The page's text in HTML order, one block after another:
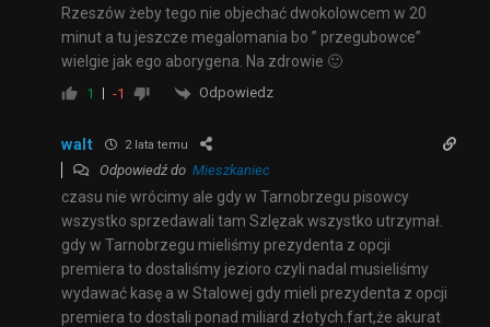
Rzeszów żeby tego nie objechać dwokolowcem w 20
minut a tu jeszcze megalomania bo ” przegubowce”
wielgie jak ego aborygena. Na zdrowie 🙂
1 -1 Odpowiedz
walt 2 lata temu
Odpowiedź do Mieszkaniec
czasu nie wrócimy ale gdy w Tarnobrzegu pisowcy
wszystko sprzedawali tam Szlęzak wszystko utrzymał.
gdy w Tarnobrzegu mieliśmy prezydenta z opcji
premiera to dostaliśmy jezioro czyli nadal musieliśmy
wydawać kasę a w Stalowej gdy mieli prezydenta z opcji
premiera to dostali ponad miliard złotych.fart,że akurat